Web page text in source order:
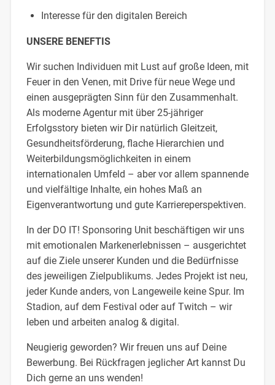
Interesse für den digitalen Bereich
UNSERE BENEFTIS
Wir suchen Individuen mit Lust auf große Ideen, mit
Feuer in den Venen, mit Drive für neue Wege und
einen ausgeprägten Sinn für den Zusammenhalt.
Als moderne Agentur mit über 25-jähriger
Erfolgsstory bieten wir Dir natürlich Gleitzeit,
Gesundheitsförderung, flache Hierarchien und
Weiterbildungsmöglichkeiten in einem
internationalen Umfeld – aber vor allem spannende
und vielfältige Inhalte, ein hohes Maß an
Eigenverantwortung und gute Karriereperspektiven.
In der DO IT! Sponsoring Unit beschäftigen wir uns
mit emotionalen Markenerlebnissen – ausgerichtet
auf die Ziele unserer Kunden und die Bedürfnisse
des jeweiligen Zielpublikums. Jedes Projekt ist neu,
jeder Kunde anders, von Langeweile keine Spur. Im
Stadion, auf dem Festival oder auf Twitch – wir
leben und arbeiten analog & digital.
Neugierig geworden? Wir freuen uns auf Deine
Bewerbung. Bei Rückfragen jeglicher Art kannst Du
Dich gerne an uns wenden!